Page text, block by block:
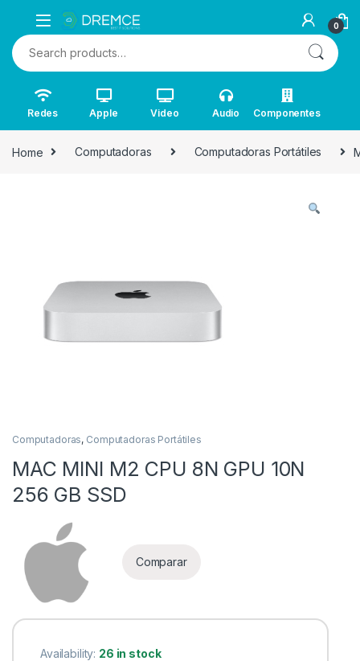
0
Search for:
Redes Apple Video Audio Componentes
Home Computadoras Computadoras Portátiles
Computadoras, Computadoras Portátiles
MAC MINI M2 CPU 8N GPU 10N
256 GB SSD
Comparar
Availability: 26 in stock